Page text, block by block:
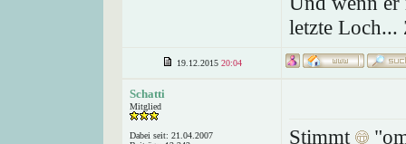
letzte Loch...
19.12.2015 20:04
Schatti
Mitglied
Dabei seit: 21.04.2007
Stimmt